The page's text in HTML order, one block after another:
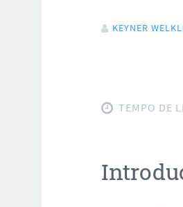
KEYNER
TEMPO DE